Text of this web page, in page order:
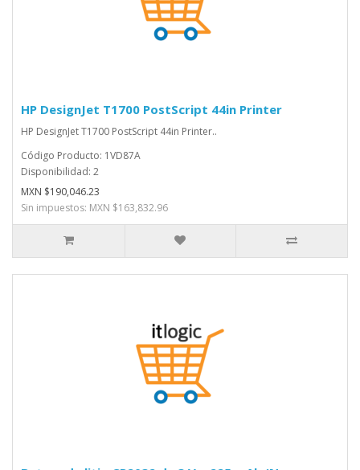
HP DesignJet T1700 PostScript 44in Printer
HP DesignJet T1700 PostScript 44in Printer..
Código Producto: 1VD87A
Disponibilidad: 2
MXN $190,046.23
Sin impuestos: MXN $163,832.96